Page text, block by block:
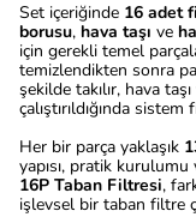
Set içeriğinde 16 adet
borusu, hava taşı ve
için gerekli temel
temizlendikten sonra
şekilde takılır, hava
çalıştırıldığında
Her bir parça yaklaşık
yapısı, pratik
16P Taban Filtresi,
işlevsel bir taban filtre